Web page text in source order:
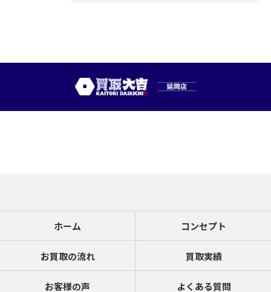
ホーム コンセプト
お買取の流れ 買取実績
お客様の声 よくある質問